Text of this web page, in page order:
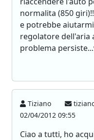
normalita (850
e potrebbe
regolatore dell'aria
problema
Tiziano
02/04/2012 09:55
Ciao a tutti, ho